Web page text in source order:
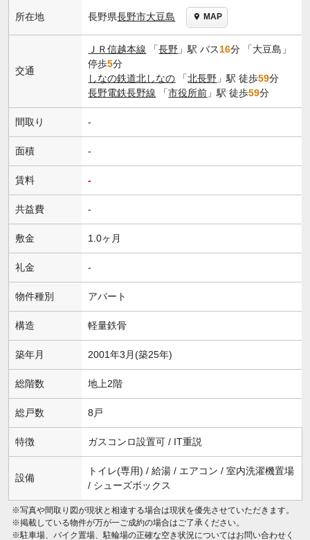
所在地 長野県長野市大豆島 MAP
交通
ＪＲ信越本線 「長野 」駅 バス16分 「大豆島」
停歩5分
しなの鉄道北しなの 「北長野 」駅 徒歩59分
長野電鉄長野線 「市役所前 」駅 徒歩59分
間取り -
面積 -
賃料 -
共益費 -
敷金 1.0ヶ月
礼金 -
物件種別 アパート
構造 軽量鉄骨
築年月 2001年3月(築25年)
総階数 地上2階
総戸数 8戸
特徴 ガスコンロ設置可 / IT重説
設備
トイレ(専用) / 給湯 / エアコン / 室内洗濯機置場
/ シューズボックス
※写真や間取り図が現状と相違する場合は現状を優先させていただきます。
※掲載している物件が万が一ご成約の場合はご了承ください。
※駐車場、バイク置場、駐輪場の正確な空き状況についてはお問い合わせく